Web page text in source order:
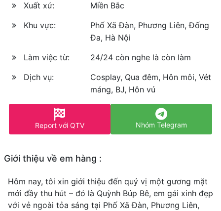
Xuất xứ:
Miền Bắc
Khu vực:
Phố Xã Đàn, Phương Liên, Đống
Đa, Hà Nội
Làm việc từ:
24/24 còn nghe là còn làm
Dịch vụ:
Cosplay, Qua đêm, Hôn môi, Vét
máng, BJ, Hôn vú
Report với QTV Nhóm Telegram
Giới thiệu về em hàng :
Hôm nay, tôi xin giới thiệu đến quý vị một gương mặt
mới đầy thu hút – đó là Quỳnh Búp Bê, em gái xinh đẹp
với vẻ ngoài tỏa sáng tại Phố Xã Đàn, Phương Liên,